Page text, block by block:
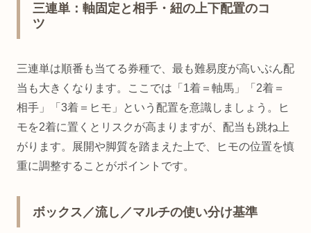
三連単：軸固定と相手・紐の上下配置のコ
ツ
三連単は順番も当てる券種で、最も難易度が高いぶん配
当も大きくなります。ここでは「1着＝軸馬」「2着＝
相手」「3着＝ヒモ」という配置を意識しましょう。ヒ
モを2着に置くとリスクが高まりますが、配当も跳ね上
がります。展開や脚質を踏まえた上で、ヒモの位置を慎
重に調整することがポイントです。
ボックス／流し／マルチの使い分け基準